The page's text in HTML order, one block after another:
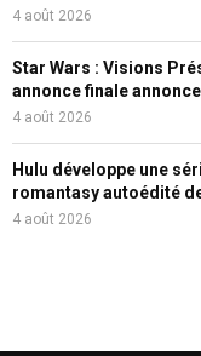
4 août 2026
Star Wars : Visions
annonce finale
4 août 2026
Hulu développe une
romantasy autoédité
4 août 2026